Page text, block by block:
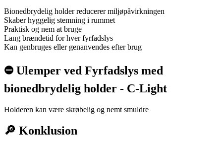
Bionedbrydelig holder reducerer miljøpåvirkningen
Skaber hyggelig stemning i rummet
Praktisk og nem at bruge
Lang brændetid for hver fyrfadslys
Kan genbruges eller genanvendes efter brug
⛔️ Ulemper ved Fyrfadslys med
bionedbrydelig holder - C-Light
Holderen kan være skrøbelig og nemt smuldre
🔎 Konklusion